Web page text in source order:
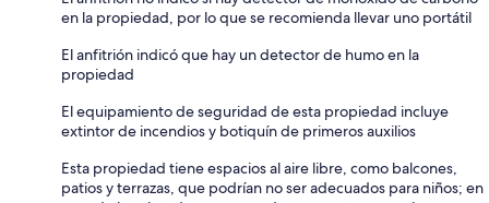
en la propiedad, por lo que se recomienda llevar uno portátil
El anfitrión indicó que hay un detector de humo en la
propiedad
El equipamiento de seguridad de esta propiedad incluye
extintor de incendios y botiquín de primeros auxilios
Esta propiedad tiene espacios al aire libre, como balcones,
patios y terrazas, que podrían no ser adecuados para niños; en